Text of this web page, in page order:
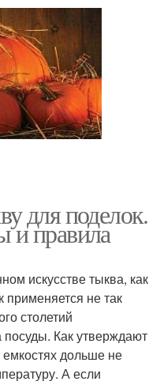
для поделок.
и правила
искусстве тыква, как
применяется не так
столетий
посуды. Как утверждают
дольше не
А если